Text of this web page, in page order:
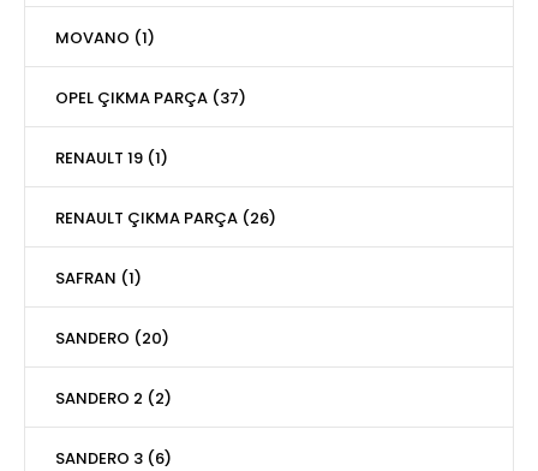
MOVANO (1)
OPEL ÇIKMA PARÇA (37)
RENAULT 19 (1)
RENAULT ÇIKMA PARÇA (26)
SAFRAN (1)
SANDERO (20)
SANDERO 2 (2)
SANDERO 3 (6)